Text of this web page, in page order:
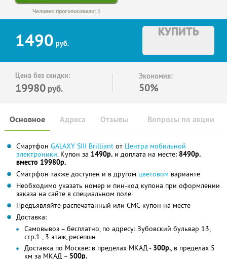
Человек проголосовало: 1
1490 руб.
КУПИТЬ
Цена без скидки:
19980 руб.
Экономия:
50%
Основное Отзывы Вопросы по акции
Адреса
Смартфон GALAXY SIII Brilliant от Центра мобильной
электроники. Купон за 1490р. и доплата на месте: 8490р.
вместо 19980р.
Сматрфон также доступен и в другом цветовом варианте
Необходимо указать номер и пин-код купона при оформлении
заказа на сайте в специальном поле
Предъявляйте распечатанный или СМС-купон на месте
Доставка:
Самовывоз – бесплатно, по адресу: Зубовский бульвар 13,
стр.1 , 3 этаж, ресепшн
Доставка по Москве: в пределах МКАД - 300р., в пределах 5
км за МКАД – 500р.